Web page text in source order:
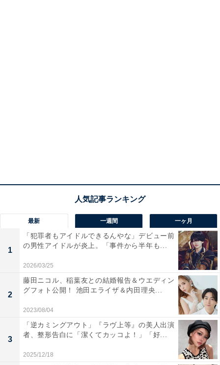
最新 一週間 一ヶ月
1
「犯罪者もアイドルできるんやな」デビュー前
の男性アイドルが炎上。「事件から半年も...
2026/03/25
2
藤田ニコル、稲葉友との結婚報告＆ウエディン
グフォト公開！ 池田エライザ＆内田理央...
2023/08/04
3
「逆カミングアウト」『ラヴ上等』の美人出演
者、整形告白に「潔くてカッコよ！」「好...
2025/12/18